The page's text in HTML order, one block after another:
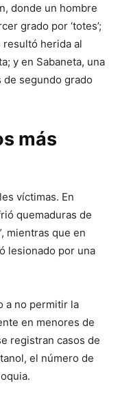
donde un hombre
grado por ‘totes’;
resultó herida al
y en Sabaneta, una
de segundo grado
más
víctimas. En
quemaduras de
mientras que en
lesionado por una
a no permitir la
en menores de
registran casos de
el número de